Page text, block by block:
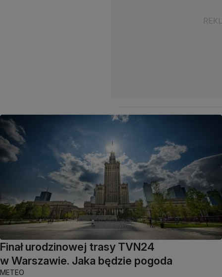
Finał urodzinowej trasy TVN24
w Warszawie. Jaka będzie pogoda
METEO